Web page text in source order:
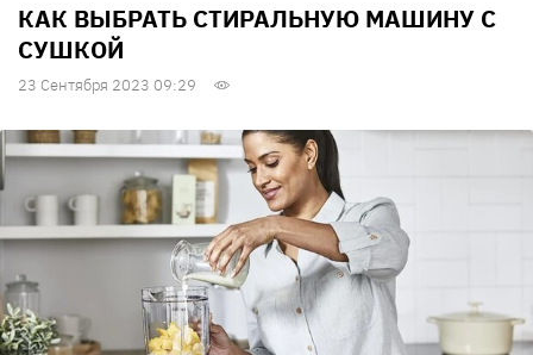
КАК ВЫБРАТЬ СТИРАЛЬНУЮ МАШИНУ С
СУШКОЙ
23 Сентября 2023 09:29